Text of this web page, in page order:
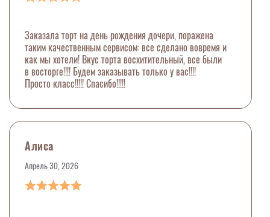
Заказала торт на день рождения дочери, поражена
таким качественным сервисом: все сделано вовремя и
как мы хотели! Вкус торта восхитительный, все были
в восторге!!!! Будем заказывать только у вас!!!!
Просто класс!!!!! Спасибо!!!!!
Алиса
Апрель 30, 2026